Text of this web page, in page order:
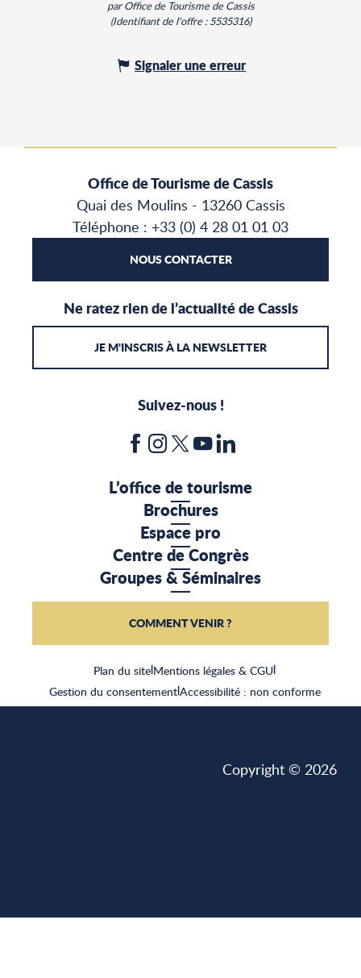
par Office de Tourisme de Cassis
(Identifiant de l'offre :5535316)
Signaler une erreur
Office de Tourisme de Cassis
Quai des Moulins - 13260 Cassis
Téléphone : +33 (0) 4 28 01 01 03
NOUS CONTACTER
Ne ratez rien de l’actualité de Cassis
JE M'INSCRIS À LA NEWSLETTER
Suivez-nous !
Plan du site|Mentions légales & CGU|
Gestion du consentement|Accessibilité : non conforme
L’office de tourisme
Brochures
Espace pro
Centre de Congrès
Groupes & Séminaires
COMMENT VENIR ?
Copyright © 2026